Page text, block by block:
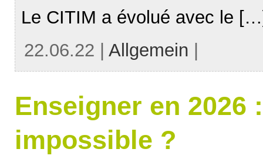
Le CITIM a évolué avec le
22.06.22 | Allgemein
Enseigner en 2026
impossible ?